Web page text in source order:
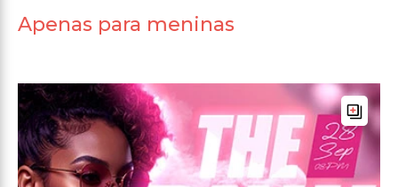
Apenas para meninas